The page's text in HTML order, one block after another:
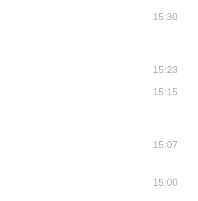
15:30
15:23
15:15
15:07
15:00